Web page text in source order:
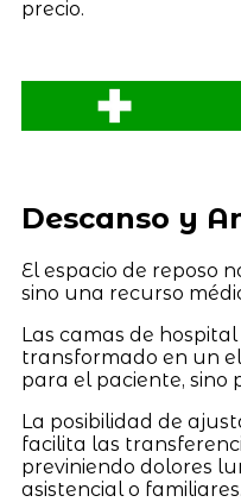
precio.
Descanso y
El espacio de reposo
sino una recurso
Las camas de
transformado en un
para el paciente, sino
La posibilidad de
facilita las
previniendo dolores
asistencial o familiares.